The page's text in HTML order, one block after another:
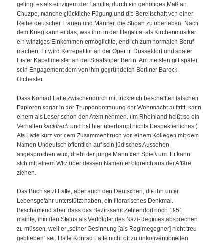
gelingt es als einzigem der Familie, durch ein gehöriges Maß an
Chuzpe, manche glückliche Fügung und die Bereitschaft von einer
Reihe deutscher Frauen und Männer, die Shoah zu überleben. Nach
dem Krieg kann er das, was ihm in der Illegalität als Kirchenmusiker
ein winziges Einkommen ermöglichte, endlich zum normalen Beruf
machen: Er wird Korrepetitor an der Oper in Düsseldorf und später
Erster Kapellmeister an der Staatsoper Berlin. Am meisten gilt später
sein Engagement dem von ihm gegründeten Berliner Barock-
Orchester.
Dass Konrad Latte zwischendurch mit trickreich beschafften falschen
Papieren sogar in der Truppenbetreuung der Wehrmacht auftritt, kann
einem als Leser schon den Atem nehmen. (Im Rheinland heißt so ein
Verhaltenkackfrech und hat hier überhaupt nichts Despektierliches.)
Als Latte kurz vor dem Zusammenbruch von einem Kollegen mit dem
Namen Undeutsch öffentlich auf sein jüdisches Aussehen
angesprochen wird, dreht der junge Mann den Spieß um. Er kann
sich mit einem Witz über dessen Namen erfolgreich aus der Affäre
ziehen.
Das Buch setzt Latte, aber auch den Deutschen, die ihn unter
Lebensgefahr unterstützt haben, ein literarisches Denkmal.
Beschämend aber, dass das Bezirksamt Zehlendorf noch 1951
meinte, ihm den Status als Verfolgter des Nazi-Regimes absprechen
zu müssen, weil er „seiner Gesinnung [als Regimegegner] nicht treu
geblieben“ sei. Hätte Konrad Latte nicht oft zu unkonventionellen